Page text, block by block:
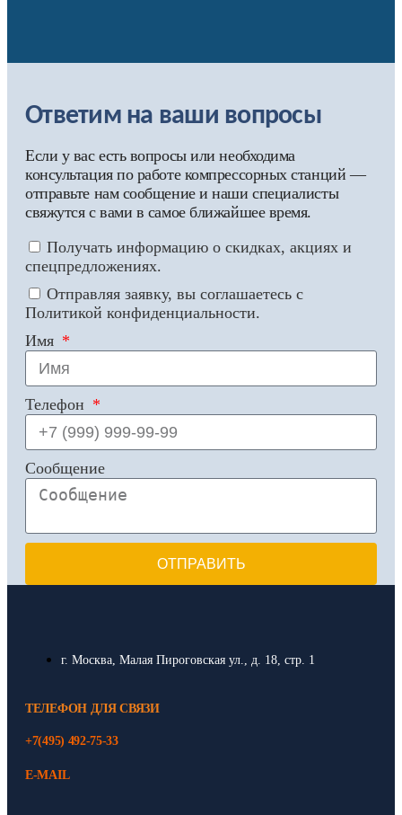
Ответим на ваши вопросы
Если у вас есть вопросы или необходима
консультация по работе компрессорных станций —
отправьте нам сообщение и наши специалисты
свяжутся с вами в самое ближайшее время.
Получать информацию о скидках, акциях и
спецпредложениях.
Отправляя заявку, вы соглашаетесь с
Политикой конфиденциальности.
Имя
Телефон
Сообщение
ОТПРАВИТЬ
г. Москва, Малая Пироговская ул., д. 18, стр. 1
ТЕЛЕФОН ДЛЯ СВЯЗИ
+7(495) 492-75-33
E-MAIL